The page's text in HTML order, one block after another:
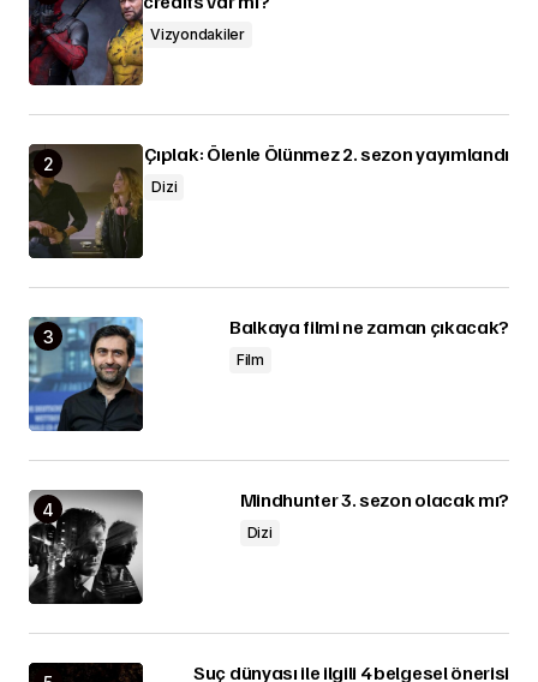
Vizyondakiler
Çıplak: Ölenle Ölünmez 2. sezon yayımlandı
Dizi
Balkaya filmi ne zaman çıkacak?
Film
Mindhunter 3. sezon olacak mı?
Dizi
Suç dünyası ile ilgili 4 belgesel önerisi